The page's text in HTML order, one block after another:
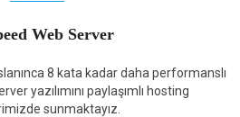
Web Server
8 kata kadar daha performanslı
yazılımını paylaşımlı hosting
sunmaktayız.